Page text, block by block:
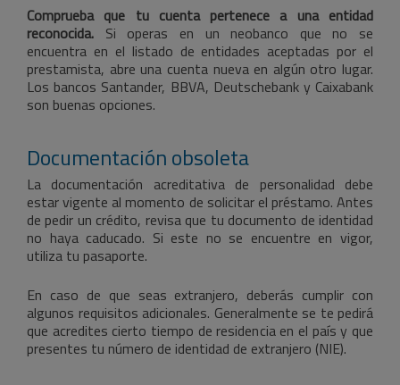
Comprueba que tu cuenta pertenece a una entidad
reconocida. Si operas en un neobanco que no se
encuentra en el listado de entidades aceptadas por el
prestamista, abre una cuenta nueva en algún otro lugar.
Los bancos Santander, BBVA, Deutschebank y Caixabank
son buenas opciones.
Documentación obsoleta
La documentación acreditativa de personalidad debe
estar vigente al momento de solicitar el préstamo. Antes
de pedir un crédito, revisa que tu documento de identidad
no haya caducado. Si este no se encuentre en vigor,
utiliza tu pasaporte.
En caso de que seas extranjero, deberás cumplir con
algunos requisitos adicionales. Generalmente se te pedirá
que acredites cierto tiempo de residencia en el país y que
presentes tu número de identidad de extranjero (NIE).